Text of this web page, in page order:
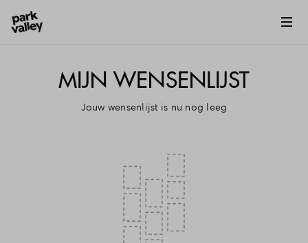
MIJN WENSENLIJST
Jouw wensenlijst is nu nog leeg
Vergroten